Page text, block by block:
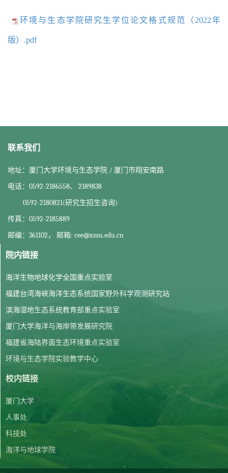
环境与生态学院研究生学位论文格式规范（2022年
版）.pdf
联系我们
地址：厦门大学环境与生态学院 / 厦门市翔安南路
电话：0592-2186558、 2189838
0592-2180821(研究生招生咨询)
传真：0592-2185889
邮编：361102， 邮箱: cee@xmu.edu.cn
院内链接
海洋生物地球化学全国重点实验室
福建台湾海峡海洋生态系统国家野外科学观测研究站
滨海湿地生态系统教育部重点实验室
厦门大学海洋与海岸带发展研究院
福建省海陆界面生态环境重点实验室
环境与生态学院实验教学中心
校内链接
厦门大学
人事处
科技处
海洋与地球学院